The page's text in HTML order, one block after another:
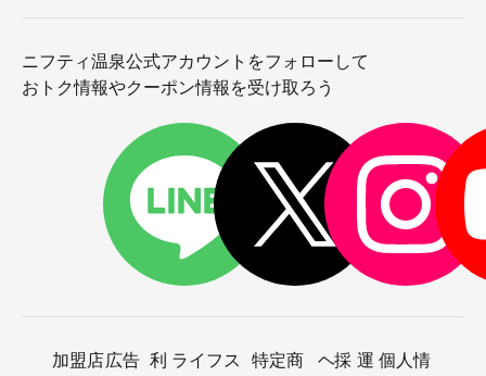
ニフティ温泉公式アカウントをフォローして
おトク情報やクーポン情報を受け取ろう
加盟店広告 利 ライフス
特定商
ヘ採 運 個人情